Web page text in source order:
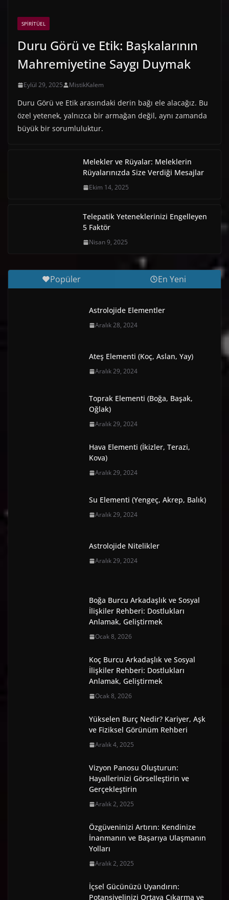
SPIRITÜEL
Duru Görü ve Etik: Başkalarının
Mahremiyetine Saygı Duymak
Eylül 29, 2025 MistikKalem
Duru Görü ve Etik arasındaki derin bağı ele alacağız. Bu
özel yetenek, yalnızca bir armağan değil, aynı zamanda
büyük bir sorumluluktur.
Melekler ve Rüyalar: Meleklerin
Rüyalarınızda Size Verdiği Mesajlar
Ekim 14, 2025
Telepatik Yeteneklerinizi Engelleyen
5 Faktör
Nisan 9, 2025
Popüler En Yeni
Astrolojide Elementler
Aralık 28, 2024
Ateş Elementi (Koç, Aslan, Yay)
Aralık 29, 2024
Toprak Elementi (Boğa, Başak,
Oğlak)
Aralık 29, 2024
Hava Elementi (İkizler, Terazi,
Kova)
Aralık 29, 2024
Su Elementi (Yengeç, Akrep, Balık)
Aralık 29, 2024
Astrolojide Nitelikler
Aralık 29, 2024
Boğa Burcu Arkadaşlık ve Sosyal
İlişkiler Rehberi: Dostlukları
Anlamak, Geliştirmek
Ocak 8, 2026
Koç Burcu Arkadaşlık ve Sosyal
İlişkiler Rehberi: Dostlukları
Anlamak, Geliştirmek
Ocak 8, 2026
Yükselen Burç Nedir? Kariyer, Aşk
ve Fiziksel Görünüm Rehberi
Aralık 4, 2025
Vizyon Panosu Oluşturun:
Hayallerinizi Görselleştirin ve
Gerçekleştirin
Aralık 2, 2025
Özgüveninizi Artırın: Kendinize
İnanmanın ve Başarıya Ulaşmanın
Yolları
Aralık 2, 2025
İçsel Gücünüzü Uyandırın:
Potansiyelinizi Ortaya Çıkarma ve